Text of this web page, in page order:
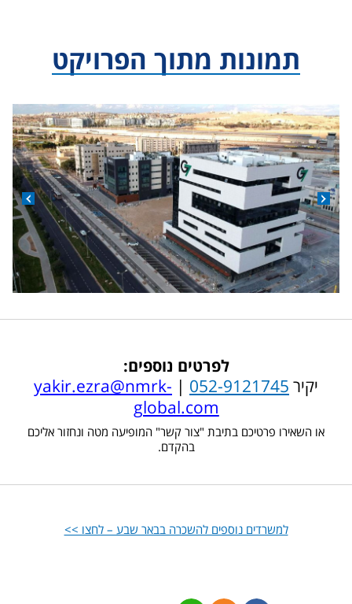
תמונות מתוך הפרויקט
לפרטים נוספים:
יקיר 052-9121745
|
yakir.ezra@nmrk-
global.com
או השאירו פרטיכם בתיבת "צור קשר" המופיעה מטה ונחזור אליכם
בהקדם.
למשרדים נוספים להשכרה בבאר שבע – לחצו >>